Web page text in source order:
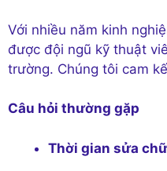
Với nhiều năm kinh
được đội ngũ kỹ thuật
trường. Chúng tôi cam
Câu hỏi thường gặp
Thời gian sửa